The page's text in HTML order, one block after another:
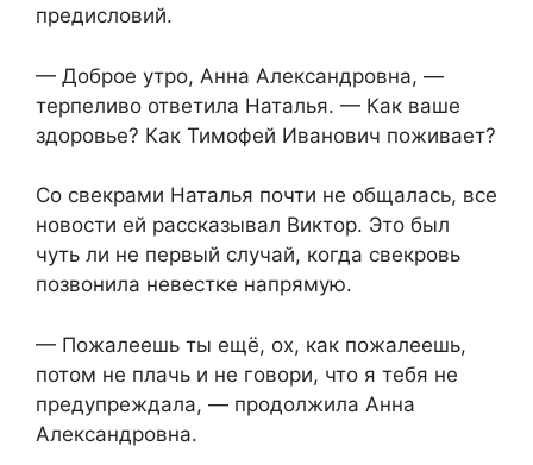
предисловий.
— Доброе утро, Анна Александровна, —
терпеливо ответила Наталья. — Как ваше
здоровье? Как Тимофей Иванович поживает?
Со свекрами Наталья почти не общалась, все
новости ей рассказывал Виктор. Это был
чуть ли не первый случай, когда свекровь
позвонила невестке напрямую.
— Пожалеешь ты ещё, ох, как пожалеешь,
потом не плачь и не говори, что я тебя не
предупреждала, — продолжила Анна
Александровна.